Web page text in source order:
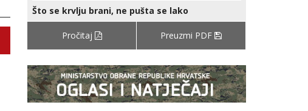
Što se krvlju brani, ne pušta se lako
Pročitaj Preuzmi PDF